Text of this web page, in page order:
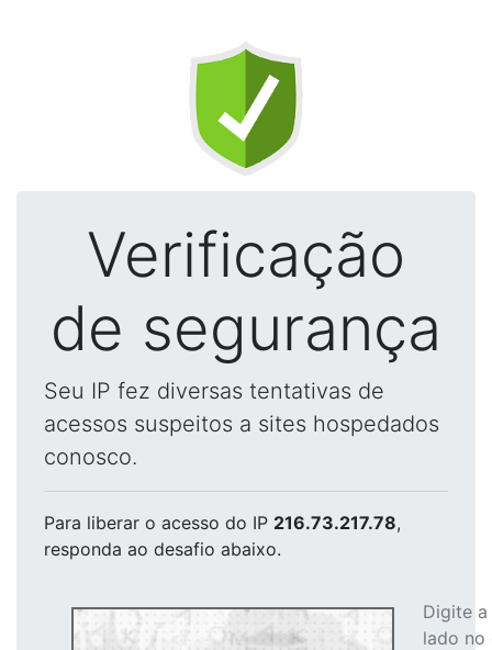
Verificação
de segurança
Seu IP fez diversas tentativas de
acessos suspeitos a sites hospedados
conosco.
Para liberar o acesso do IP 216.73.217.78,
responda ao desafio abaixo.
Digite
lado no